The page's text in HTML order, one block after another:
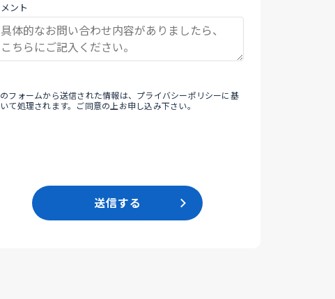
ント
フォームから送信された情報は、 プライバシーポリシーに基
て処理されます。ご同意の上お申し込み下さい。
送信する